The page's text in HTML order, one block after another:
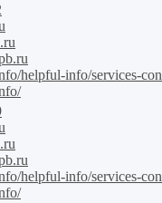
helpful-info/services-
helpful-info/services-